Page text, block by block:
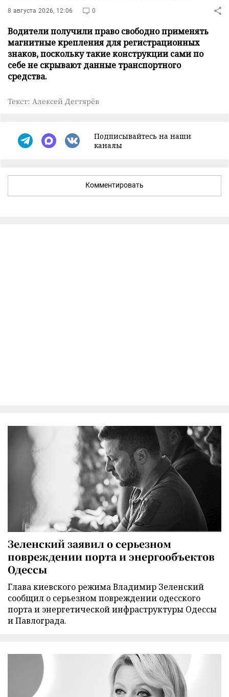
8 августа 2026, 12:06 0
Водители получили право свободно применять
магнитные крепления для регистрационных
знаков, поскольку такие конструкции сами по
себе не скрывают данные транспортного
средства.
Текст: Алексей Дегтярёв
Подписывайтесь на наши
каналы
Комментировать
Зеленский заявил о серьезном
повреждении порта и энергообъектов
Одессы
Глава киевского режима Владимир Зеленский
сообщил о серьезном повреждении одесского
порта и энергетической инфраструктуры Одессы
и Павлограда.